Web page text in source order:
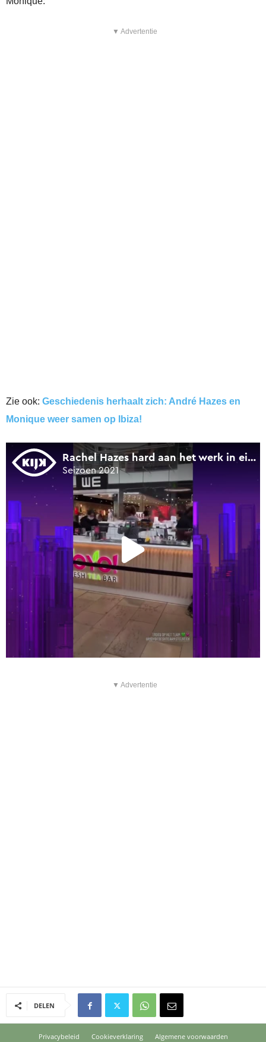
▼ Advertentie
Zie ook: Geschiedenis herhaalt zich: André Hazes en
Monique weer samen op Ibiza!
▼ Advertentie
DELEN
Privacybeleid Cookieverklaring Algemene voorwaarden